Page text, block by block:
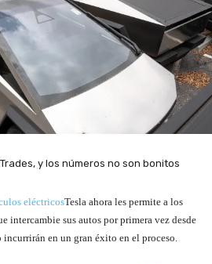
eléctricosTesla ahora les permite a los
intercambie sus autos por primera vez desde
en un gran éxito en el proceso.